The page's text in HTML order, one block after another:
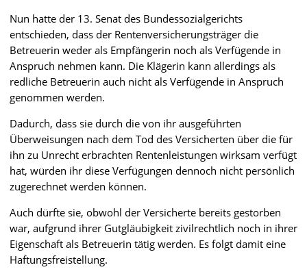
Nun hatte der 13. Senat des Bundessozialgerichts
entschieden, dass der Rentenversicherungsträger die
Betreuerin weder als Empfängerin noch als Verfügende in
Anspruch nehmen kann. Die Klägerin kann allerdings als
redliche Betreuerin auch nicht als Verfügende in Anspruch
genommen werden.
Dadurch, dass sie durch die von ihr ausgeführten
Überweisungen nach dem Tod des Versicherten über die für
ihn zu Unrecht erbrachten Rentenleistungen wirksam verfügt
hat, würden ihr diese Verfügungen dennoch nicht persönlich
zugerechnet werden können.
Auch dürfte sie, obwohl der Versicherte bereits gestorben
war, aufgrund ihrer Gutgläubigkeit zivilrechtlich noch in ihrer
Eigenschaft als Betreuerin tätig werden. Es folgt damit eine
Haftungsfreistellung.